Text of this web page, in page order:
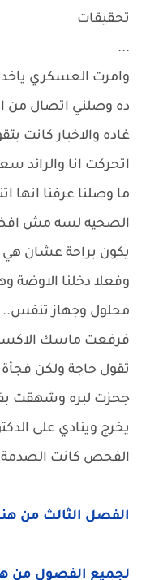
تحقيقات
...
وامرت العسكري
ده وصلني اتصال من
غاده والاخبار كانت
اتحركت انا
ما وصلنا عرفنا انها
الصحيه لسه مش افضل
يكون براحة عشان هي
وفعلا دخلنا الاوضة
محلول وجهاز تنفس..
فرفعت ماسك
تقول حاجة ولكن
جحزت لبره وشهقت
يخرج وينادي على
الفحص كانت الصدمة
الفصل الثالث من
لجميع الفصول من